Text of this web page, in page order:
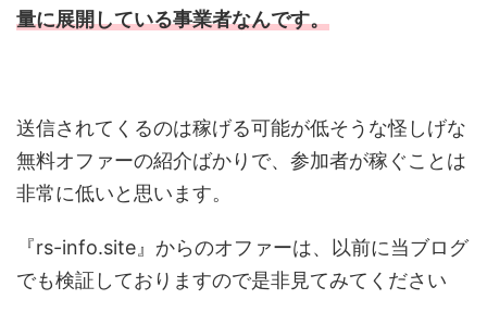
量に展開している事業者なんです。
送信されてくるのは稼げる可能が低そうな怪しげな
無料オファーの紹介ばかりで、参加者が稼ぐことは
非常に低いと思います。
『rs-info.site』からのオファーは、以前に当ブログ
でも検証しておりますので是非見てみてください